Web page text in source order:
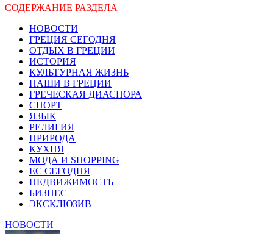
СОДЕРЖАНИЕ РАЗДЕЛА
НОВОСТИ
ГРЕЦИЯ СЕГОДНЯ
ОТДЫХ В ГРЕЦИИ
ИСТОРИЯ
КУЛЬТУРНАЯ ЖИЗНЬ
НАШИ В ГРЕЦИИ
ГРЕЧЕСКАЯ ДИАСПОРА
СПОРТ
ЯЗЫК
РЕЛИГИЯ
ПРИРОДА
КУХНЯ
МОДА И SHOPPING
ЕС СЕГОДНЯ
НЕДВИЖИМОСТЬ
БИЗНЕС
ЭКСКЛЮЗИВ
НОВОСТИ